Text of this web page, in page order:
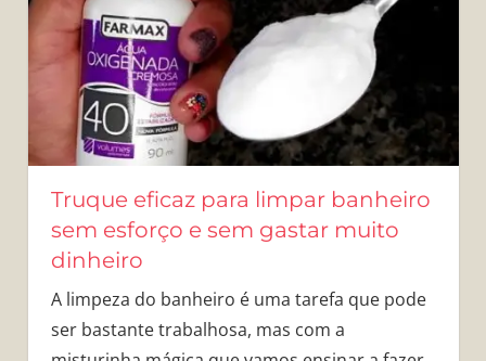
Truque eficaz para limpar banheiro
sem esforço e sem gastar muito
dinheiro
A limpeza do banheiro é uma tarefa que pode
ser bastante trabalhosa, mas com a